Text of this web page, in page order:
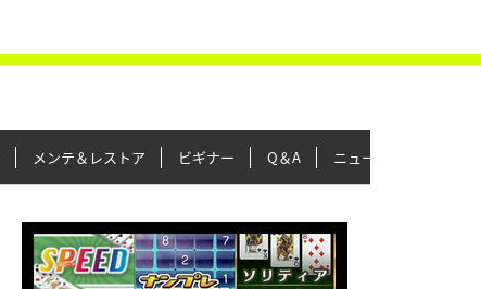
メンテ＆レストア ビギナー Q＆A ニュース＆トピックス